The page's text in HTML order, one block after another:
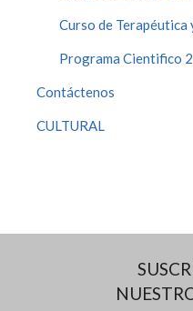
Curso de
Programa Cientifico
Contáctenos
CULTURAL